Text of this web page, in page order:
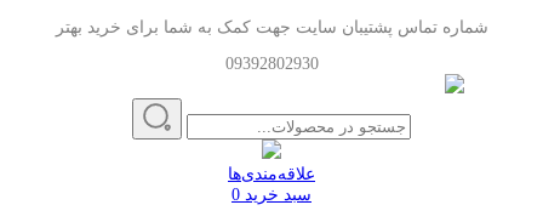
شماره تماس پشتیبان سایت جهت کمک به شما برای خرید بهتر
09392802930
علاقه‌مندی‌ها
سبد خرید 0